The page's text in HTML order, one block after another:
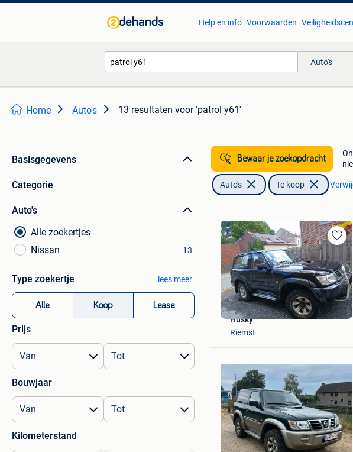
Help en info Voorwaarden
Auto's
Home Auto's 13 resultaten voor 'patrol y61'
Basisgegevens
Categorie
Auto's
Alle zoekertjes
Nissan
13
Type zoekertje lees meer
Alle Koop Lease
Prijs
Bouwjaar
Kilometerstand
Bewaar je zoekopdracht
Auto's Te koop
Bewaren
in
Mijn
Husky
Riemst
Sjarel